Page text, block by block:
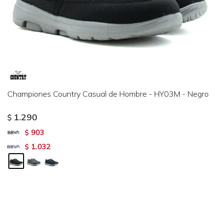
Championes Country Casual de Hombre - HY03M - Negro
$ 1.290
$ 903
$ 1.032